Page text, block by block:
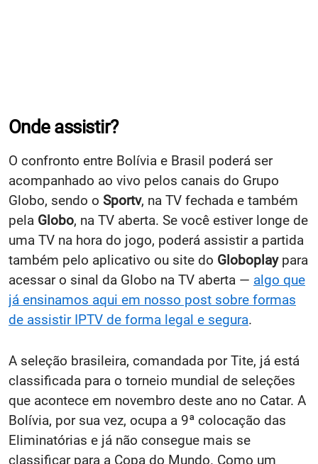
Onde assistir?
O confronto entre Bolívia e Brasil poderá ser
acompanhado ao vivo pelos canais do Grupo
Globo, sendo o Sportv, na TV fechada e também
pela Globo, na TV aberta. Se você estiver longe de
uma TV na hora do jogo, poderá assistir a partida
também pelo aplicativo ou site do Globoplay para
acessar o sinal da Globo na TV aberta — algo que
já ensinamos aqui em nosso post sobre formas
de assistir IPTV de forma legal e segura.
A seleção brasileira, comandada por Tite, já está
classificada para o torneio mundial de seleções
que acontece em novembro deste ano no Catar. A
Bolívia, por sua vez, ocupa a 9ª colocação das
Eliminatórias e já não consegue mais se
classificar para a Copa do Mundo. Como um